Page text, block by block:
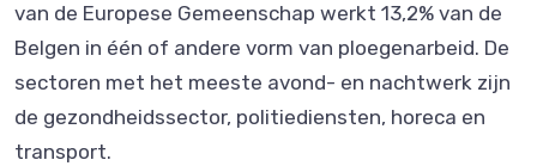
van de Europese Gemeenschap werkt 13,2% van de
Belgen in één of andere vorm van ploegenarbeid. De
sectoren met het meeste avond- en nachtwerk zijn
de gezondheidssector, politiediensten, horeca en
transport.